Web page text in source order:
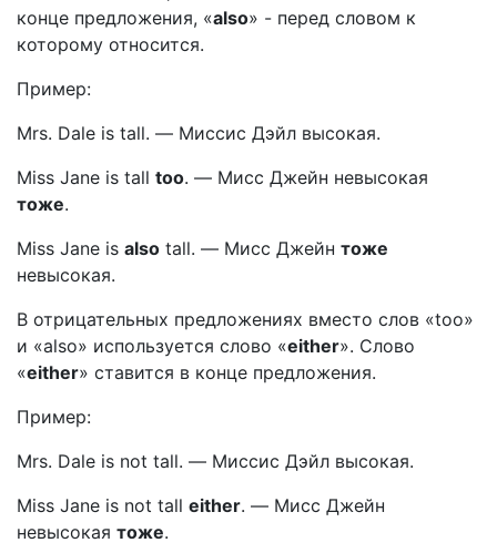
конце предложения, «also» - перед словом к
которому относится.
Пример:
Mrs. Dale is tall. — Миссис Дэйл высокая.
Miss Jane is tall too. — Мисс Джейн невысокая
тоже.
Miss Jane is also tall. — Мисс Джейн тоже
невысокая.
В отрицательных предложениях вместо слов «too»
и «also» используется слово «either». Слово
«either» ставится в конце предложения.
Пример:
Mrs. Dale is not tall. — Миссис Дэйл высокая.
Miss Jane is not tall either. — Мисс Джейн
невысокая тоже.